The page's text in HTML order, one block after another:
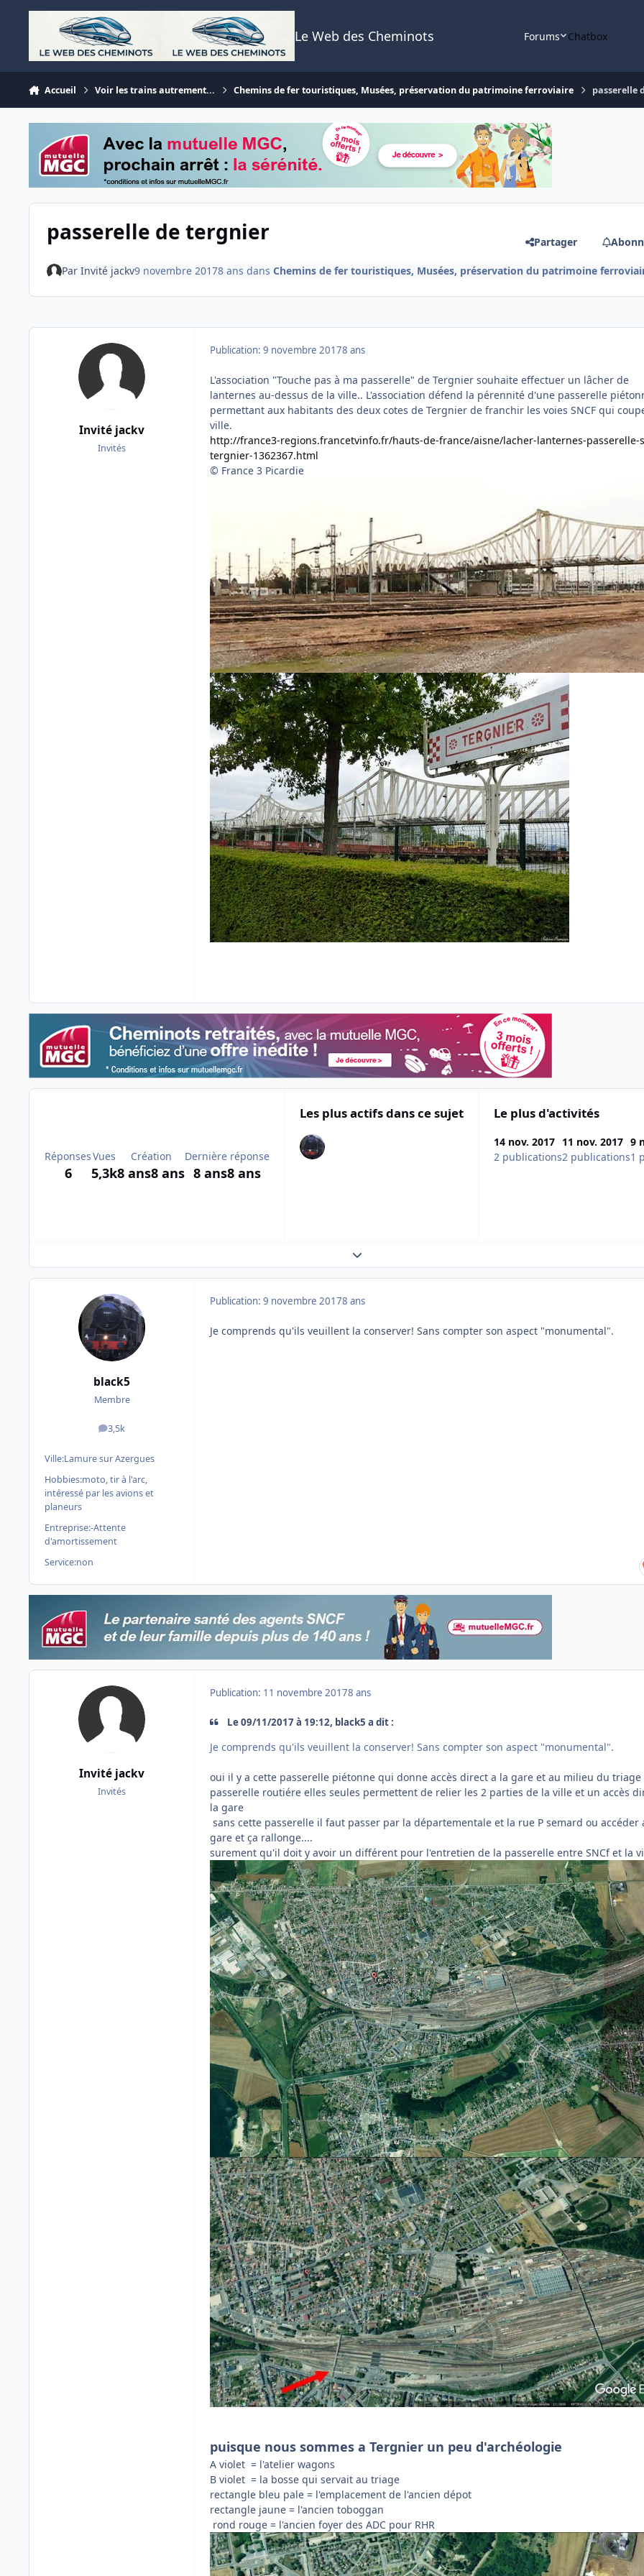
Aller au contenu
Le Web des Cheminots Forums Chatbox
Accueil Voir les trains autrement... Chemins de fer touristiques, Musées, préservation du patrimoine ferroviaire passerelle
passerelle de tergnier Partager
Par Invité jackv9 novembre 20178 ans dans Chemins de fer touristiques, Musées, préservation du patrimoine
Invité jackv
Invités
Publication: 9 novembre 20178 ans
L'association "Touche pas à ma passerelle" de Tergnier souhaite effectuer un lâcher de
lanternes au-dessus de la ville.. L'association défend la pérennité d'une passerelle
permettant aux habitants des deux cotes de Tergnier de franchir les voies SNCF qui
ville.
http://france3-regions.francetvinfo.fr/hauts-de-france/aisne/lacher-lanternes-passerelle-
tergnier-1362367.html
© France 3 Picardie
Réponses
6
Vues
5,3k
Création
8 ans8 ans
Dernière réponse
8 ans8 ans
Les plus actifs dans ce sujet Le plus d'activités
14 nov. 2017
2 publications
11 nov. 2017
2 publications
9
1
Expand topic overview
black5
Membre
3,5k
messages
Ville:Lamure sur Azergues
Hobbies:moto, tir à l'arc,
intéressé par les avions et
planeurs
Entreprise:-Attente
d'amortissement
Service:non
Publication: 9 novembre 20178 ans
Je comprends qu'ils veuillent la conserver! Sans compter son aspect "monumental".
Invité jackv
Invités
Publication: 11 novembre 20178 ans
Le 09/11/2017 à 19:12, black5 a dit :
Je comprends qu'ils veuillent la conserver! Sans compter son aspect "monumental".
oui il y a cette passerelle piétonne qui donne accès direct a la gare et au milieu du
passerelle routiére elles seules permettent de relier les 2 parties de la ville et un accès
la gare
sans cette passerelle il faut passer par la départementale et la rue P semard ou accéder
gare et ça rallonge....
surement qu'il doit y avoir un différent pour l'entretien de la passerelle entre SNCf et la
puisque nous sommes a Tergnier un peu d'archéologie
A violet = l'atelier wagons
B violet = la bosse qui servait au triage
rectangle bleu pale = l'emplacement de l'ancien dépot
rectangle jaune = l'ancien toboggan
rond rouge = l'ancien foyer des ADC pour RHR